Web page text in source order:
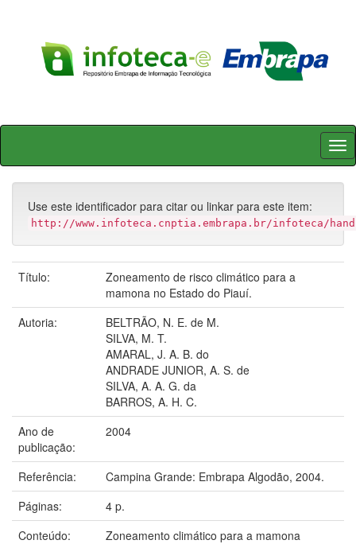
Skip
Use este identificador para citar ou linkar para este item:
http://www.infoteca.cnptia.embrapa.br/infoteca/
Título:
Zoneamento de risco climático para a
mamona no Estado do Piauí.
Autoria:
BELTRÃO, N. E. de M.
SILVA, M. T.
AMARAL, J. A. B. do
ANDRADE JUNIOR, A. S. de
SILVA, A. A. G. da
BARROS, A. H. C.
Ano de
publicação:
2004
Referência:
Campina Grande: Embrapa Algodão, 2004.
Páginas:
4 p.
Conteúdo:
Zoneamento climático para a mamona